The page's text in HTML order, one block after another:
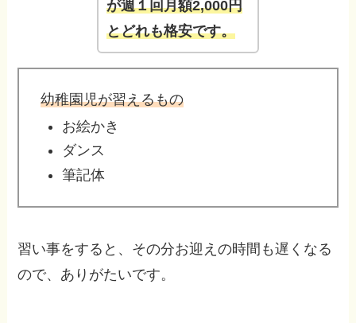
が週１回月額2,000円
とどれも格安です。
幼稚園児が習えるもの
お絵かき
ダンス
筆記体
習い事をすると、その分お迎えの時間も遅くなる
ので、ありがたいです。